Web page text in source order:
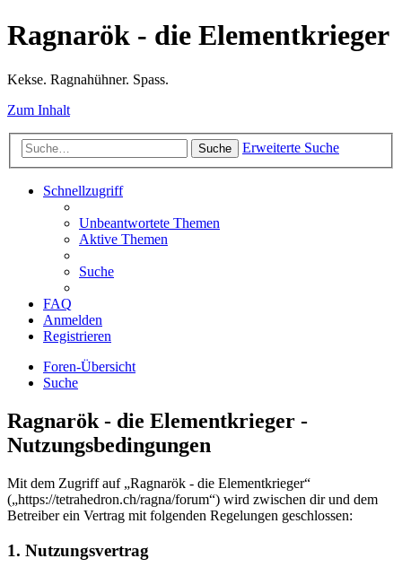
Ragnarök - die Elementkrieger
Kekse. Ragnahühner. Spass.
Zum Inhalt
Suche Erweiterte Suche
Schnellzugriff
Unbeantwortete Themen
Aktive Themen
Suche
FAQ
Anmelden
Registrieren
Foren-Übersicht
Suche
Ragnarök - die Elementkrieger -
Nutzungsbedingungen
Mit dem Zugriff auf „Ragnarök - die Elementkrieger“
(„https://tetrahedron.ch/ragna/forum“) wird zwischen dir und dem
Betreiber ein Vertrag mit folgenden Regelungen geschlossen:
1. Nutzungsvertrag